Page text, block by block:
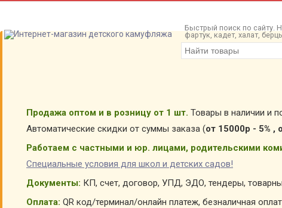
Быстрый поиск по сайту.
фартук, кадет, халат,
Продажа оптом и в розницу от 1 шт. Товары в наличии и
Автоматические скидки от суммы заказа (от 15000р - 5% ,
Работаем с частными и юр. лицами, родительскими
Специальные условия для школ и детских садов!
Документы: КП, счет, договор, УПД, ЭДО, тендеры,
Оплата: QR код/терминал/онлайн платеж, безналичная